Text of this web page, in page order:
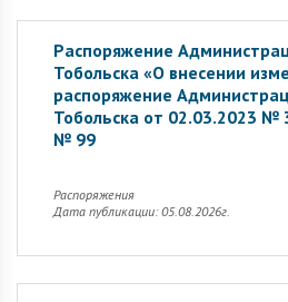
Распоряжение
Тобольска «О внесении
распоряжение
Тобольска от 02.03.2023 №
№ 99
Распоряжения
Дата публикации: 05.08.2026г.